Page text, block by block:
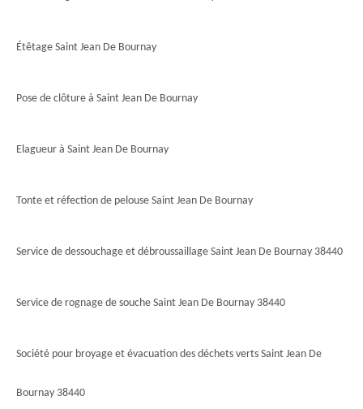
Étêtage Saint Jean De Bournay
Pose de clôture à Saint Jean De Bournay
Elagueur à Saint Jean De Bournay
Tonte et réfection de pelouse Saint Jean De Bournay
Service de dessouchage et débroussaillage Saint Jean De Bournay 38440
Service de rognage de souche Saint Jean De Bournay 38440
Société pour broyage et évacuation des déchets verts Saint Jean De
Bournay 38440